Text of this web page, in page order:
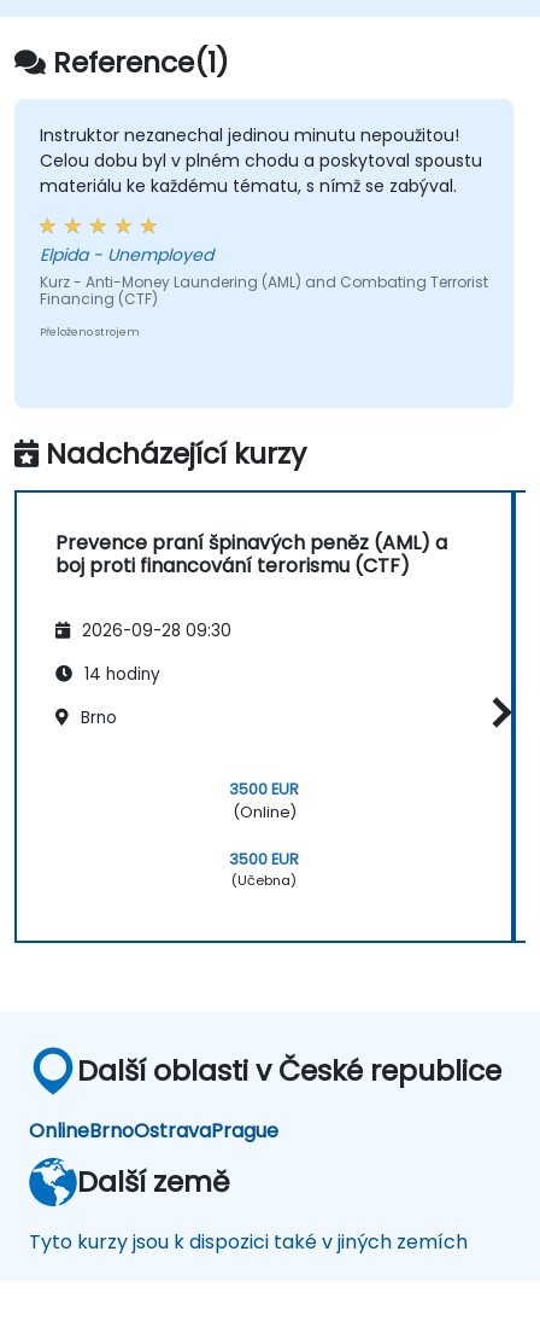
Reference(1)
Instruktor nezanechal jedinou minutu nepoužitou!
Celou dobu byl v plném chodu a poskytoval spoustu
materiálu ke každému tématu, s nímž se zabýval.
Elpida - Unemployed
Kurz - Anti-Money Laundering (AML) and Combating Terrorist
Financing (CTF)
Přeloženo strojem
Nadcházející kurzy
Prevence praní špinavých peněz (AML) a
boj proti financování terorismu (CTF)
2026-09-28 09:30
14 hodiny
Brno
3500 EUR
(Online)
3500 EUR
(Učebna)
Další oblasti v České republice
OnlineBrnoOstravaPrague
Další země
Tyto kurzy jsou k dispozici také v jiných zemích